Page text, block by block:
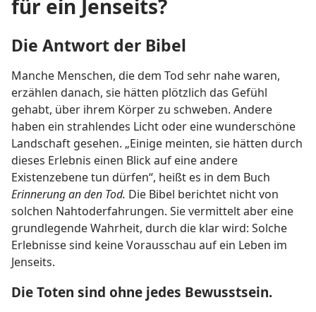
für ein Jenseits?
Die Antwort der Bibel
Manche Menschen, die dem Tod sehr nahe waren,
erzählen danach, sie hätten plötzlich das Gefühl
gehabt, über ihrem Körper zu schweben. Andere
haben ein strahlendes Licht oder eine wunderschöne
Landschaft gesehen. „Einige meinten, sie hätten durch
dieses Erlebnis einen Blick auf eine andere
Existenzebene tun dürfen“, heißt es in dem Buch
Erinnerung an den Tod. Die Bibel berichtet nicht von
solchen Nahtoderfahrungen. Sie vermittelt aber eine
grundlegende Wahrheit, durch die klar wird: Solche
Erlebnisse sind keine Vorausschau auf ein Leben im
Jenseits.
Die Toten sind ohne jedes Bewusstsein.